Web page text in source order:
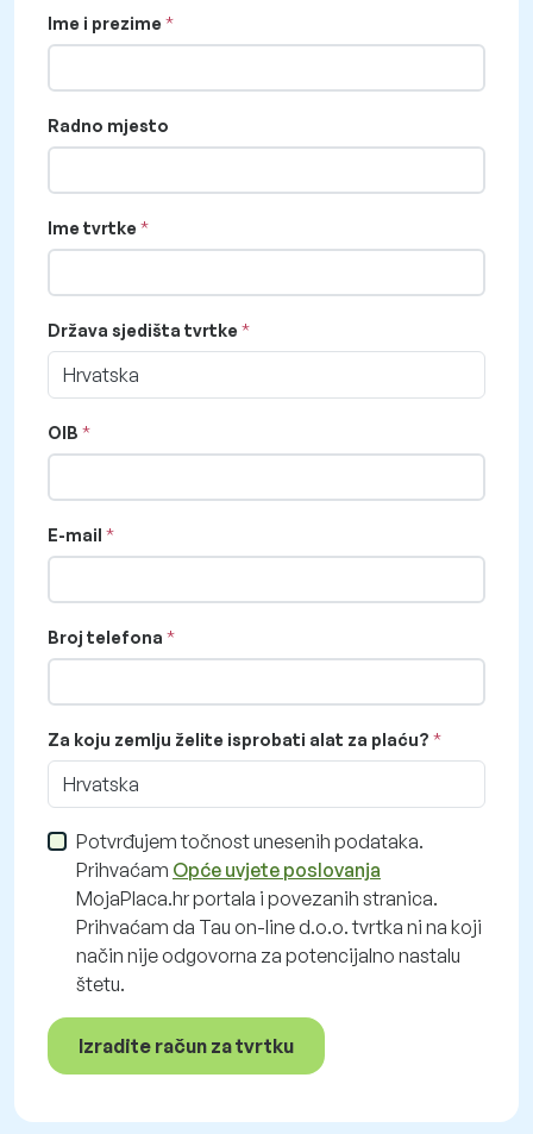
Ime i prezime
Radno mjesto
Ime tvrtke
Država sjedišta tvrtke
Hrvatska
OIB
E-mail
Broj telefona
Za koju zemlju želite isprobati alat za plaću?
Hrvatska
Potvrđujem točnost unesenih podataka.
Prihvaćam Opće uvjete poslovanja
MojaPlaca.hr portala i povezanih stranica.
Prihvaćam da Tau on-line d.o.o. tvrtka ni na koji
način nije odgovorna za potencijalno nastalu
štetu.
Izradite račun za tvrtku